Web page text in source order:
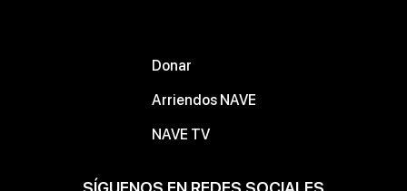
Donar
Arriendos NAVE
NAVE TV